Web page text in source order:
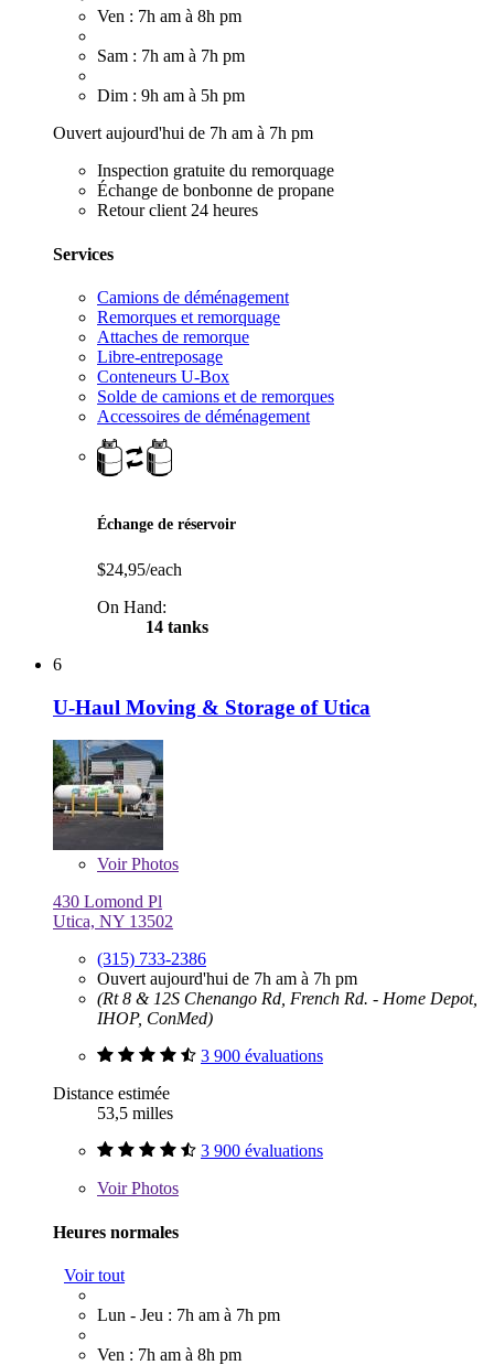
Ven : 7h am à 8h pm
Sam : 7h am à 7h pm
Dim : 9h am à 5h pm
Ouvert aujourd'hui de 7h am à 7h pm
Inspection gratuite du remorquage
Échange de bonbonne de propane
Retour client 24 heures
Services
Camions de déménagement
Remorques et remorquage
Attaches de remorque
Libre-entreposage
Conteneurs U-Box
Solde de camions et de remorques
Accessoires de déménagement
Échange de réservoir
$24,95/each
On Hand:
14 tanks
6
U-Haul Moving & Storage of Utica
VoirPhotos
430 Lomond Pl
Utica, NY 13502
(315) 733-2386
Ouvert aujourd'hui de 7h am à 7h pm
(Rt 8 & 12S Chenango Rd, French Rd. - Home Depot,
IHOP, ConMed)
3 900 évaluations
Distance estimée
53,5 milles
3 900 évaluations
VoirPhotos
Heures normales
Voir tout
Lun - Jeu : 7h am à 7h pm
Ven : 7h am à 8h pm